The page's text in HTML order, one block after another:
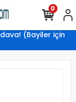
(Bayiler için
0